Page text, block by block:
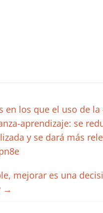
en los que el uso de
aprendizaje: se
y se dará más
mejorar es una
→